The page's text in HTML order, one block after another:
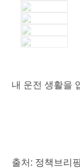
내 운전 생활을
출처: 정책브리핑